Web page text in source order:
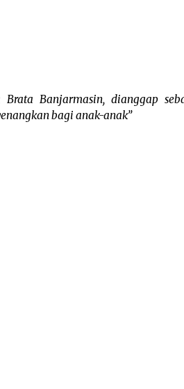
Banjarmasin, dianggap
bagi anak-anak”